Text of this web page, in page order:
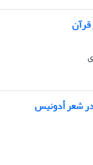
قرآن
شعر أدونیس